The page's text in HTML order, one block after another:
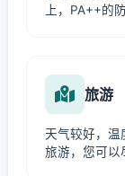
上，PA++的
旅游
天气较好，温
旅游，您可以